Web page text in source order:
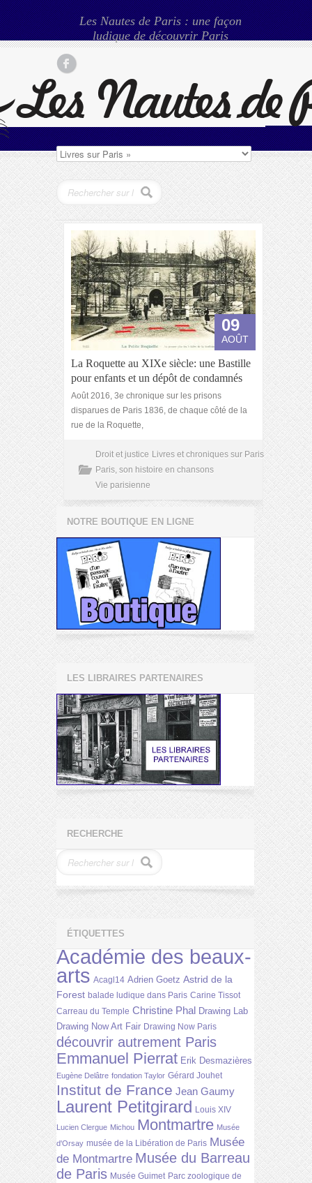
Les Nautes de Paris : une façon
ludique de découvrir Paris
09
AOÛT
La Roquette au XIXe siècle: une Bastille
pour enfants et un dépôt de condamnés
Août 2016, 3e chronique sur les prisons
disparues de Paris 1836, de chaque côté de la
rue de la Roquette,
Droit et justice Livres et chroniques sur Paris
Paris, son histoire en chansons
Vie parisienne
NOTRE BOUTIQUE EN LIGNE
LES LIBRAIRES PARTENAIRES
RECHERCHE
ÉTIQUETTES
Académie des beaux-
arts Acagl14 Adrien Goetz Astrid de la
Forest balade ludique dans Paris Carine Tissot
Carreau du Temple Christine Phal Drawing Lab
Drawing Now Art Fair Drawing Now Paris
découvrir autrement Paris
Emmanuel Pierrat Erik Desmazières
Eugène Delâtre fondation Taylor Gérard Jouhet
Institut de France Jean Gaumy
Laurent Petitgirard Louis XIV
Lucien Clergue Michou Montmartre Musée
d'Orsay musée de la Libération de Paris Musée
de Montmartre Musée du Barreau
de Paris Musée Guimet Parc zoologique de